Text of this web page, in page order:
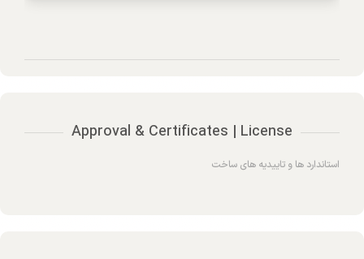
Approval & Certificates | License
استاندارد ها و تاییدیه های ساخت